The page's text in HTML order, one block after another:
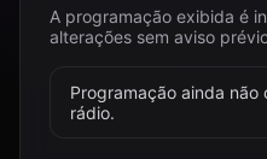
A programação exibida é
alterações sem aviso
Programação ainda
rádio.